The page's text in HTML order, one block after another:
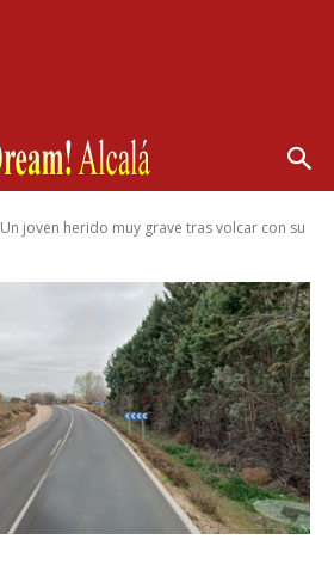
Un joven herido muy grave tras volcar con su